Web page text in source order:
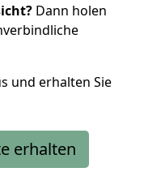
Dann holen
und erhalten Sie
erhalten